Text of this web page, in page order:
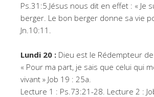
Ps.31:5.Jésus nous dit en effet : « Je
berger. Le bon berger donne sa vie
Jn.10:11.
Lundi 20 : Dieu est le Rédempteur
« Pour ma part, je sais que celui qui
vivant » Job 19 : 25a.
Lecture 1 : Ps.73:21-28. Lecture 2 :